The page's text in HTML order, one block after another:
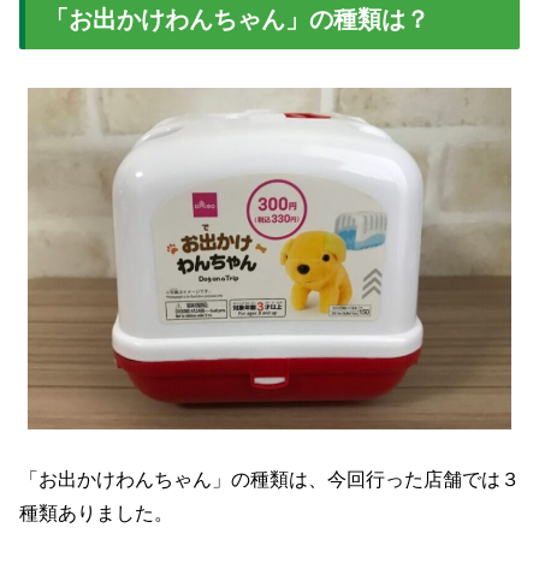
「お出かけわんちゃん」の種類は？
「お出かけわんちゃん」の種類は、今回行った店舗では３
種類ありました。